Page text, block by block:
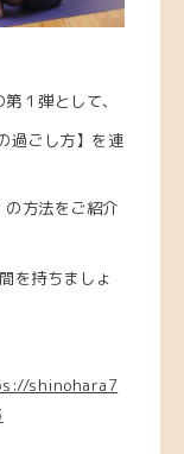
１弾として、
過ごし方】を連
の方法をご紹介
を持ちましょ
shinohara7